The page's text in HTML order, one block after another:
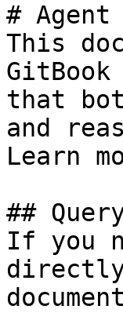
#
This
that
and
Learn
##
If you